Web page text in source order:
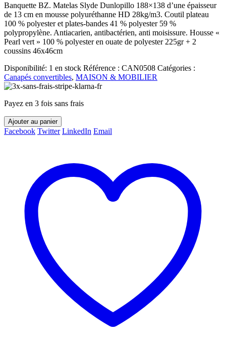
Banquette BZ. Matelas Slyde Dunlopillo 188×138 d’une épaisseur
de 13 cm en mousse polyuréthanne HD 28kg/m3. Coutil plateau
100 % polyester et plates-bandes 41 % polyester 59 %
polypropylène. Antiacarien, antibactérien, anti moisissure. Housse «
Pearl vert » 100 % polyester en ouate de polyester 225gr + 2
coussins 46x46cm
Disponibilité: 1 en stock Référence : CAN0508 Catégories :
Canapés convertibles, MAISON & MOBILIER
Payez en 3 fois sans frais
Ajouter au panier
Facebook Twitter LinkedIn Email